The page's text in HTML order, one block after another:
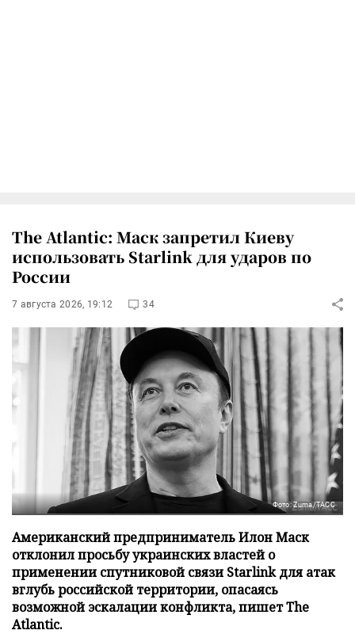
The Atlantic: Маск запретил Киеву
использовать Starlink для ударов по
России
7 августа 2026, 19:12 34
Фото: Zuma/ТАСС
Американский предприниматель Илон Маск
отклонил просьбу украинских властей о
применении спутниковой связи Starlink для атак
вглубь российской территории, опасаясь
возможной эскалации конфликта, пишет The
Atlantic.